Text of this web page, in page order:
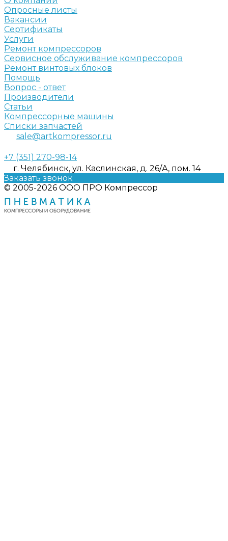
Опросные листы
Вакансии
Сертификаты
Услуги
Ремонт компрессоров
Сервисное обслуживание компрессоров
Ремонт винтовых блоков
Помощь
Вопрос - ответ
Производители
Статьи
Компрессорные машины
Списки запчастей
sale@artkompressor.ru
+7 (351) 270-98-14
г. Челябинск, ул. Каслинская, д. 26/А, пом. 14
Заказать звонок
© 2005-2026 ООО ПРО Компрессор